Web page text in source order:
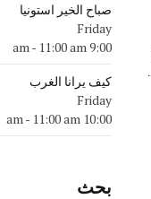
صباح الخير استونيا
Friday
9:00 am
- 11:00 am
كيف يرانا الغرب
Friday
10:00 am
- 11:00 am
بحث